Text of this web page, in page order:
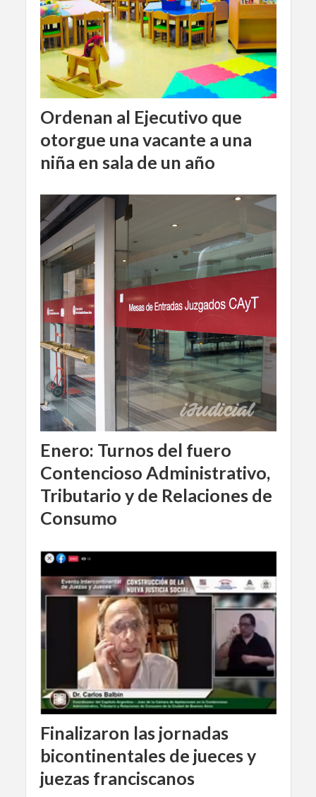
Ordenan al Ejecutivo que
otorgue una vacante a una
niña en sala de un año
Enero: Turnos del fuero
Contencioso Administrativo,
Tributario y de Relaciones de
Consumo
Finalizaron las jornadas
bicontinentales de jueces y
juezas franciscanos